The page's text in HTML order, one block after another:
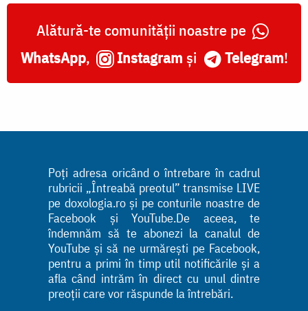
Alătură-te comunității noastre pe
WhatsApp, Instagram și Telegram!
Poți adresa oricând o întrebare în cadrul
rubricii „Întreabă preotul” transmise LIVE
pe doxologia.ro și pe conturile noastre de
Facebook și YouTube.De aceea, te
îndemnăm să te abonezi la canalul de
YouTube și să ne urmărești pe Facebook,
pentru a primi în timp util notificările și a
afla când intrăm în direct cu unul dintre
preoții care vor răspunde la întrebări.